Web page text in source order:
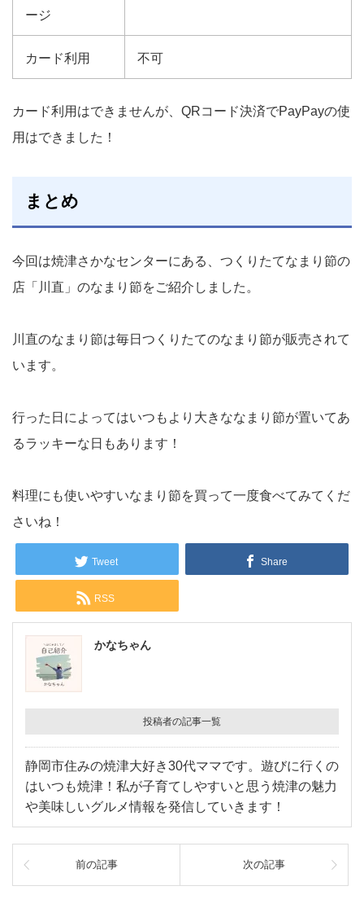
ージ
カード利用 不可
カード利用はできませんが、QRコード決済でPayPayの使
用はできました！
まとめ
今回は焼津さかなセンターにある、つくりたてなまり節の
店「川直」のなまり節をご紹介しました。
川直のなまり節は毎日つくりたてのなまり節が販売されて
います。
行った日によってはいつもより大きななまり節が置いてあ
るラッキーな日もあります！
料理にも使いやすいなまり節を買って一度食べてみてくだ
さいね！
Tweet Share
RSS
かなちゃん
投稿者の記事一覧
静岡市住みの焼津大好き30代ママです。遊びに行くの
はいつも焼津！私が子育てしやすいと思う焼津の魅力
や美味しいグルメ情報を発信していきます！
前の記事 次の記事